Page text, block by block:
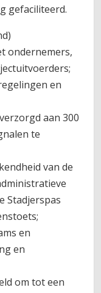
gefaciliteerd.
ondernemers,
en
aan 300
te
van de
Stadjerspas
en
en
om tot een